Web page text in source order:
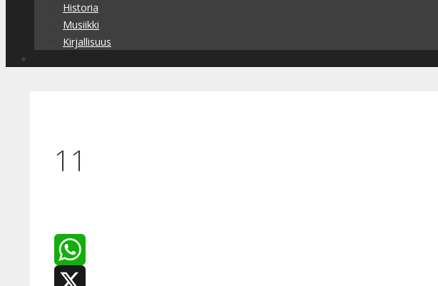
Historia
Musiikki
Kirjallisuus
11
WhatsApp